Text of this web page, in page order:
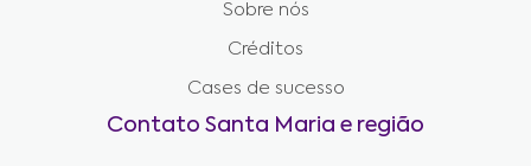
Sobre nós
Créditos
Cases de sucesso
Contato Santa Maria e região